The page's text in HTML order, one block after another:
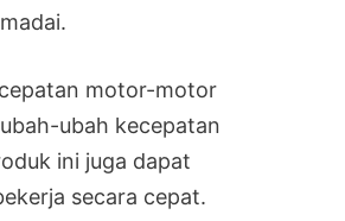
motor-motor
ubah kecepatan
ini juga dapat
secara cepat.